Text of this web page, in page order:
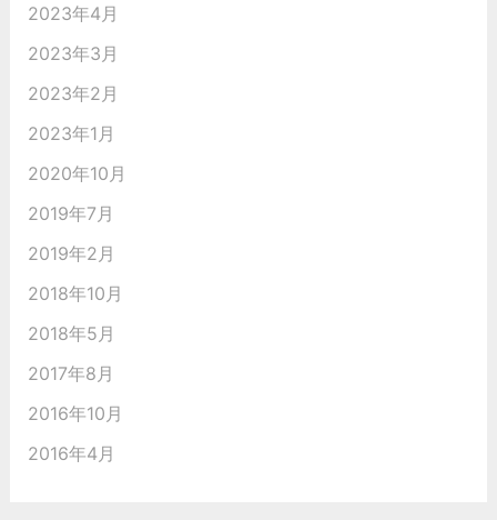
2023年4月
2023年3月
2023年2月
2023年1月
2020年10月
2019年7月
2019年2月
2018年10月
2018年5月
2017年8月
2016年10月
2016年4月